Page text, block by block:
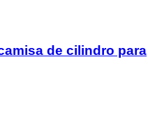
de cilindro para